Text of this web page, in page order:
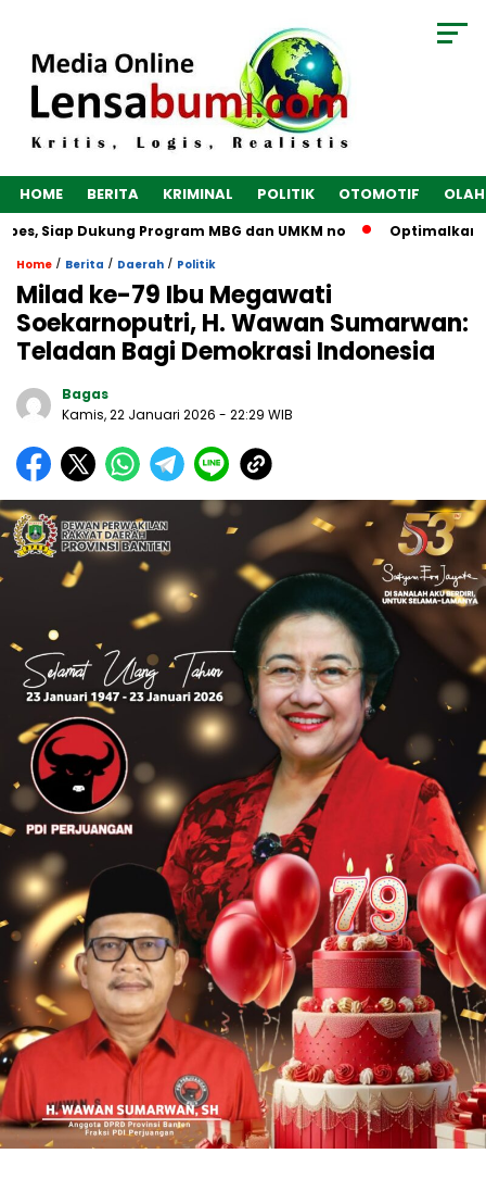
HOME BERITA KRIMINAL POLITIK OTOMOTIF
Siap Dukung Program MBG dan UMKM no Optimalkan
Home / Berita / Daerah / Politik
Milad ke-79 Ibu Megawati
Soekarnoputri, H. Wawan Sumarwan:
Teladan Bagi Demokrasi Indonesia
Bagas
Kamis, 22 Januari 2026 - 22:29 WIB